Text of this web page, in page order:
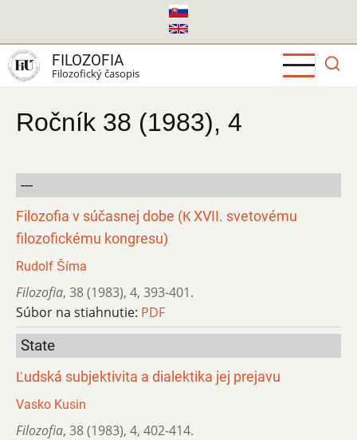
hlavný
obsah
FILOZOFIA
Filozofický časopis
Ročník 38 (1983), 4
---
Filozofia v súčasnej dobe (К XVII. svetovému
filozofickému kongresu)
Rudolf Šíma
Filozofia, 38 (1983), 4, 393-401.
Súbor na stiahnutie: PDF
State
Ľudská subjektivita a dialektika jej prejavu
Vasko Kusin
Filozofia, 38 (1983), 4, 402-414.